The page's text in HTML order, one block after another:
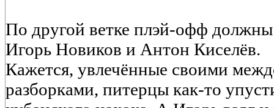
По другой ветке плэй-офф должны
Игорь Новиков и Антон Киселёв.
Кажется, увлечённые своими
разборками, питерцы как-то